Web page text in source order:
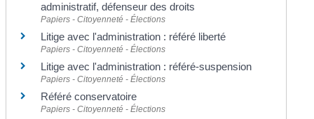
administratif, défenseur des droits
Papiers - Citoyenneté - Élections
Litige avec l'administration : référé liberté
Papiers - Citoyenneté - Élections
Litige avec l'administration : référé-suspension
Papiers - Citoyenneté - Élections
Référé conservatoire
Papiers - Citoyenneté - Élections